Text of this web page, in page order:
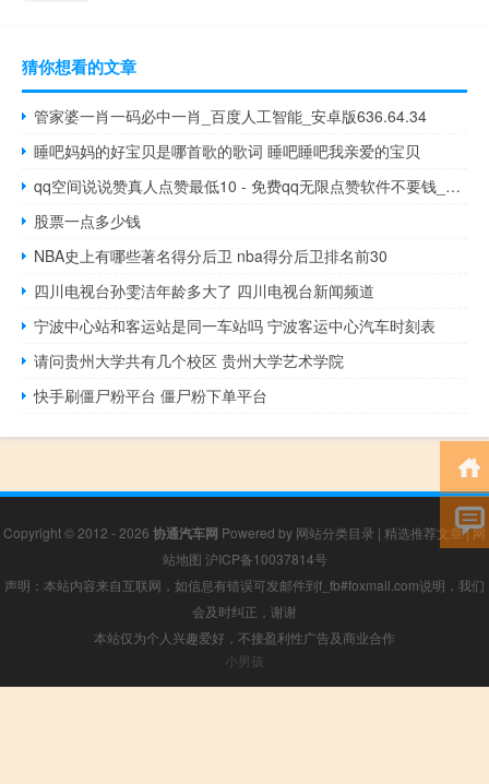
猜你想看的文章
管家婆一肖一码必中一肖_百度人工智能_安卓版636.64.34
睡吧妈妈的好宝贝是哪首歌的歌词 睡吧睡吧我亲爱的宝贝
qq空间说说赞真人点赞最低10 - 免费qq无限点赞软件不要钱_快手1元1000播放量怎么买
股票一点多少钱
NBA史上有哪些著名得分后卫 nba得分后卫排名前30
四川电视台孙雯洁年龄多大了 四川电视台新闻频道
宁波中心站和客运站是同一车站吗 宁波客运中心汽车时刻表
请问贵州大学共有几个校区 贵州大学艺术学院
快手刷僵尸粉平台 僵尸粉下单平台
Copyright © 2012 - 2026 协通汽车网 Powered by 网站分类目录 | 精选推荐文章|网
站地图 沪ICP备10037814号
声明：本站内容来自互联网，如信息有错误可发邮件到f_fb#foxmail.com说明，我们
会及时纠正，谢谢
本站仅为个人兴趣爱好，不接盈利性广告及商业合作
小男孩